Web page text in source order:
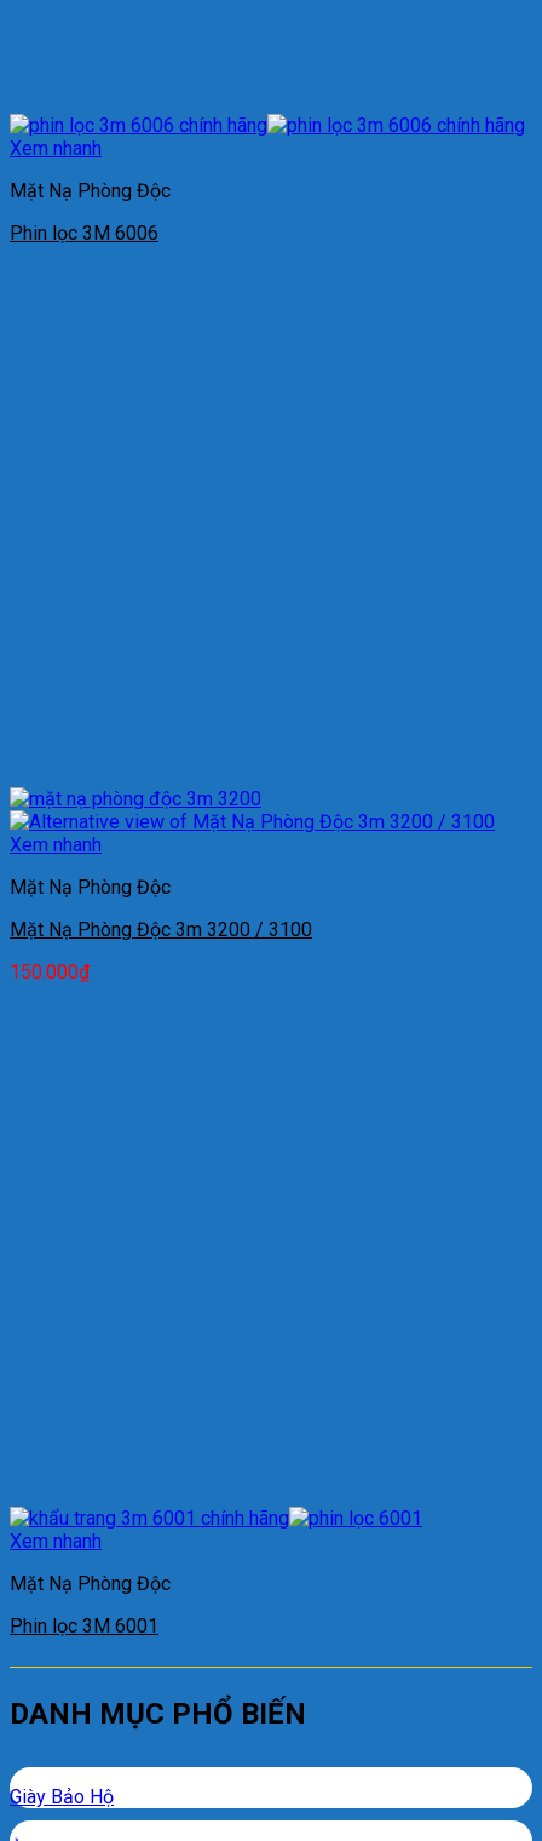
Xem nhanh
Mặt Nạ Phòng Độc
Phin lọc 3M 6006
Xem nhanh
Mặt Nạ Phòng Độc
Mặt Nạ Phòng Độc 3m 3200 / 3100
150.000₫
Xem nhanh
Mặt Nạ Phòng Độc
Phin lọc 3M 6001
DANH MỤC PHỔ BIẾN
Giày Bảo Hộ